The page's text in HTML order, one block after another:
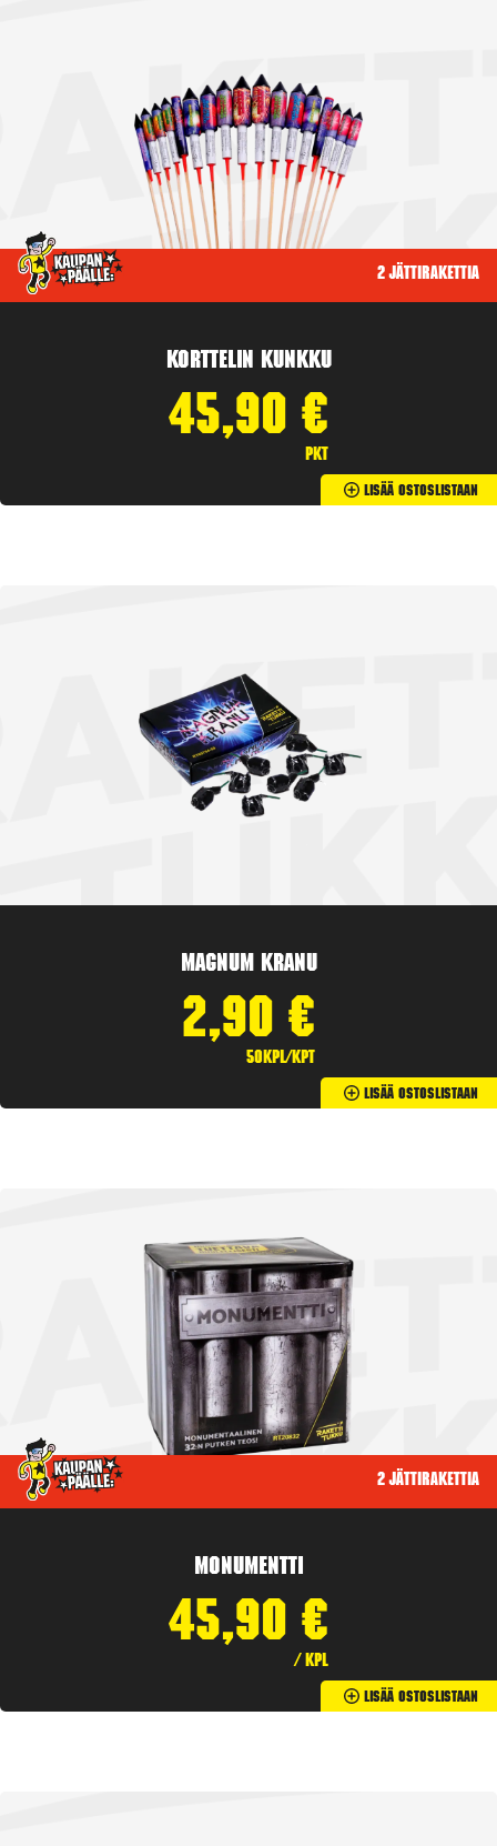
2 jättirakettia
Korttelin kunkku
45,90 €
pkt
Lisää Ostoslistaan
Magnum Kranu
2,90 €
50kpl/kpt
Lisää Ostoslistaan
2 jättirakettia
Monumentti
45,90 €
/ kpl
Lisää Ostoslistaan